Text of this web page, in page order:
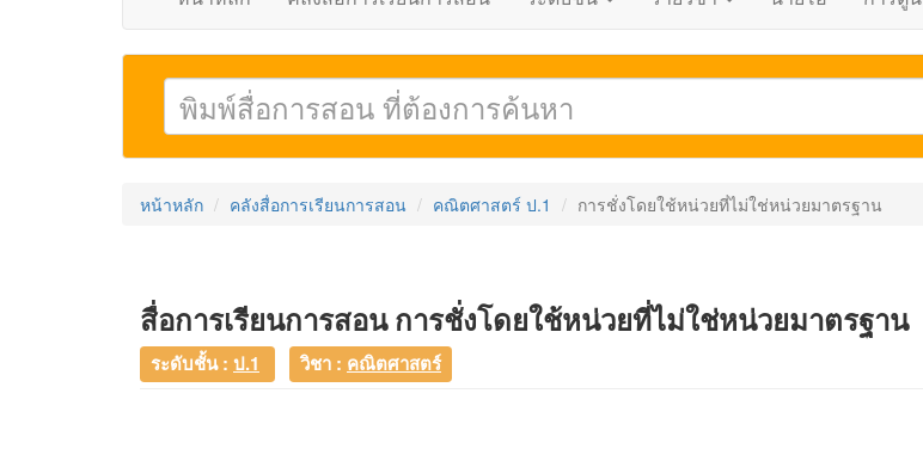
หน้าหลัก คลังสื่อการเรียนการสอน คณิตศาสตร์ ป.1 การชั่งโดยใช้หน่วยที่ไม่ใช่หน่วยมาตรฐาน
สื่อการเรียนการสอน การชั่งโดยใช้หน่วยที่ไม่ใช่หน่วยมาตรฐาน
ระดับชั้น : ป.1 วิชา : คณิตศาสตร์